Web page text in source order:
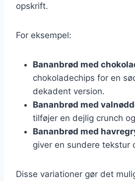
opskrift.
For eksempel:
Bananbrød med
chokoladechips for en
dekadent version.
Bananbrød med
tilføjer en dejlig crunch
Bananbrød med
giver en sundere tekstur
Disse variationer gør det